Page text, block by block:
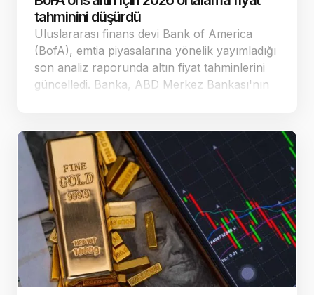
tahminini düşürdü
Uluslararası finans devi Bank of America
(BofA), emtia piyasalarına yönelik yayımladığı
son analiz raporunda altın fiyat tahminlerini
güncelledi. Banka, ABD Merkez Bankası'nın
öngörülerinde …